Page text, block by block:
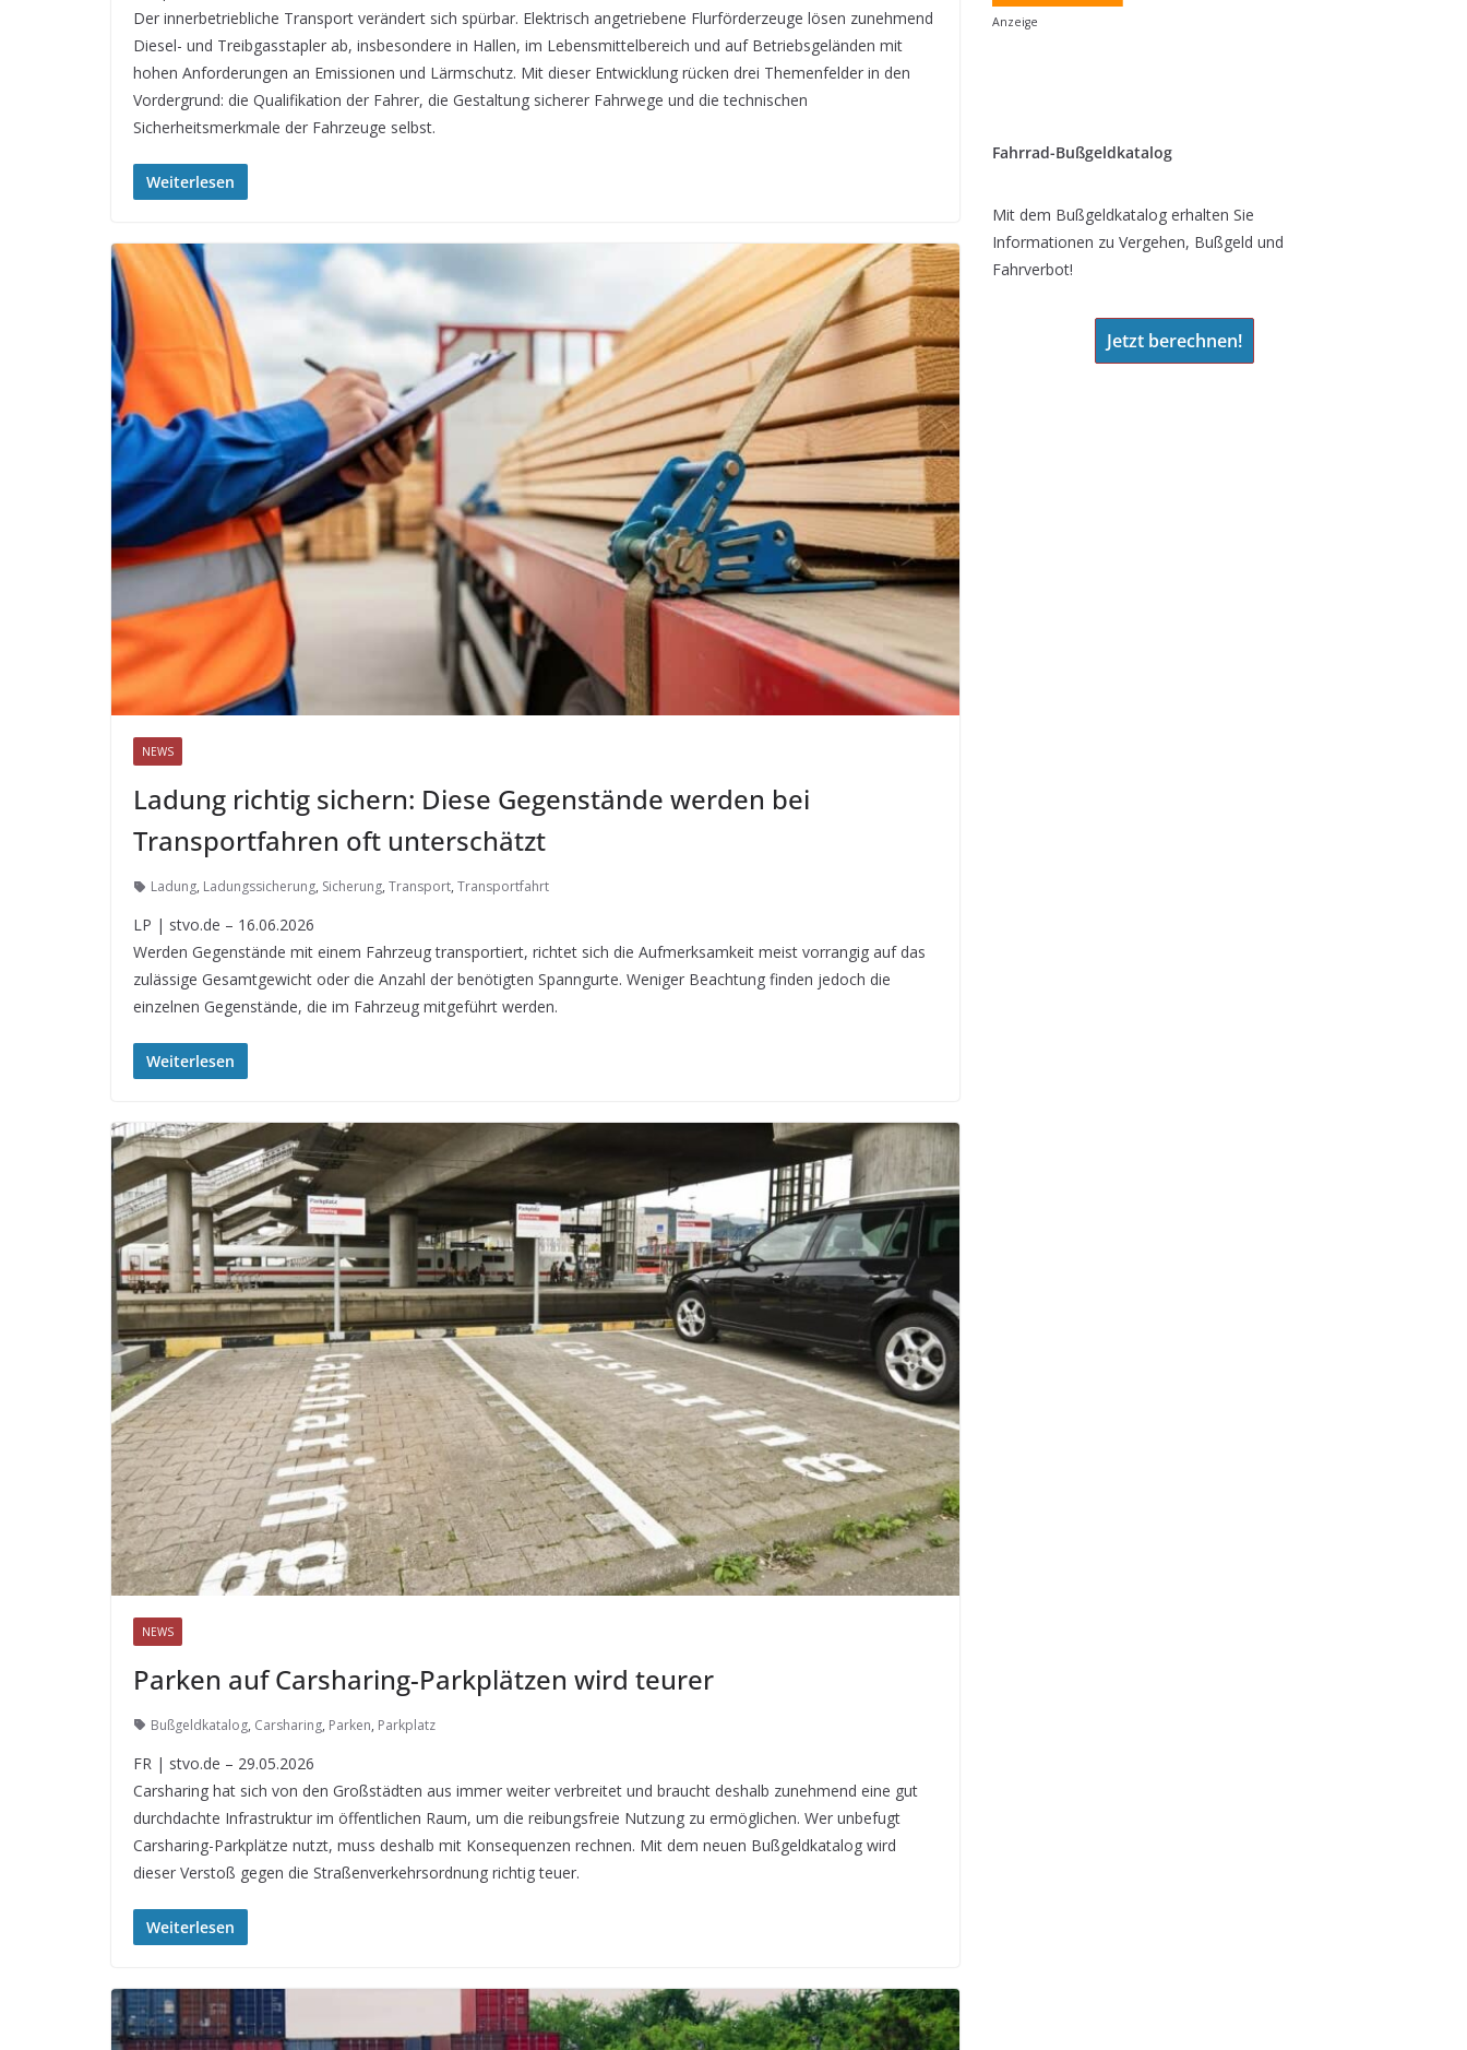
Der innerbetriebliche Transport verändert sich spürbar. Elektrisch angetriebene Flurförderzeuge lösen zunehmend
Diesel- und Treibgasstapler ab, insbesondere in Hallen, im Lebensmittelbereich und auf Betriebsgeländen mit
hohen Anforderungen an Emissionen und Lärmschutz. Mit dieser Entwicklung rücken drei Themenfelder in den
Vordergrund: die Qualifikation der Fahrer, die Gestaltung sicherer Fahrwege und die technischen
Sicherheitsmerkmale der Fahrzeuge selbst.
Weiterlesen
NEWS
Ladung richtig sichern: Diese Gegenstände werden bei
Transportfahren oft unterschätzt
Ladung, Ladungssicherung, Sicherung, Transport, Transportfahrt
LP | stvo.de – 16.06.2026
Werden Gegenstände mit einem Fahrzeug transportiert, richtet sich die Aufmerksamkeit meist vorrangig auf das
zulässige Gesamtgewicht oder die Anzahl der benötigten Spanngurte. Weniger Beachtung finden jedoch die
einzelnen Gegenstände, die im Fahrzeug mitgeführt werden.
Weiterlesen
NEWS
Parken auf Carsharing-Parkplätzen wird teurer
Bußgeldkatalog, Carsharing, Parken, Parkplatz
FR | stvo.de – 29.05.2026
Carsharing hat sich von den Großstädten aus immer weiter verbreitet und braucht deshalb zunehmend eine gut
durchdachte Infrastruktur im öffentlichen Raum, um die reibungsfreie Nutzung zu ermöglichen. Wer unbefugt
Carsharing-Parkplätze nutzt, muss deshalb mit Konsequenzen rechnen. Mit dem neuen Bußgeldkatalog wird
dieser Verstoß gegen die Straßenverkehrsordnung richtig teuer.
Weiterlesen
Anzeige
Fahrrad-Bußgeldkatalog
Mit dem Bußgeldkatalog erhalten Sie
Informationen zu Vergehen, Bußgeld und
Fahrverbot!
Jetzt berechnen!